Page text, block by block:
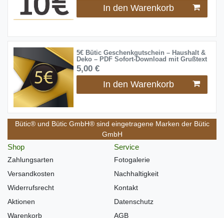
In den Warenkorb
5€ Bütic Geschenkgutschein – Haushalt &
Deko – PDF Sofort-Download mit Grußtext
5,00 €
In den Warenkorb
Bütic® und Bütic GmbH® sind eingetragene Marken der Bütic
GmbH
Shop
Zahlungsarten
Versandkosten
Widerrufsrecht
Aktionen
Warenkorb
Service
Fotogalerie
Nachhaltigkeit
Kontakt
Datenschutz
AGB